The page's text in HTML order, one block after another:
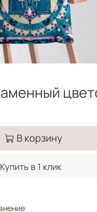
В корзину
Купить в 1 клик